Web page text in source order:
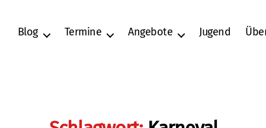
Blog Termine Angebote Jugend